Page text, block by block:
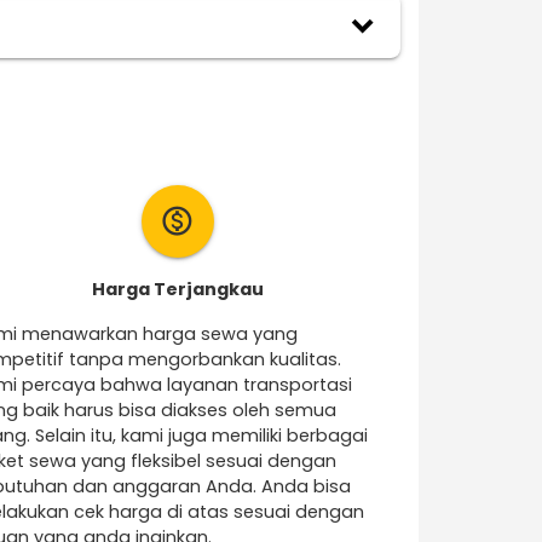
keyboard_arrow_down
monetization_on
Harga Terjangkau
menawarkan harga sewa yang
tanpa mengorbankan kualitas.
percaya bahwa layanan transportasi
baik harus bisa diakses oleh semua
Selain itu, kami juga memiliki berbagai
sewa yang fleksibel sesuai dengan
dan anggaran Anda. Anda bisa
cek harga di atas sesuai dengan
yang anda inginkan.